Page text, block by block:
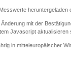
heruntergeladen
mit der
Javascript aktualisieren
in mitteleuropäischer